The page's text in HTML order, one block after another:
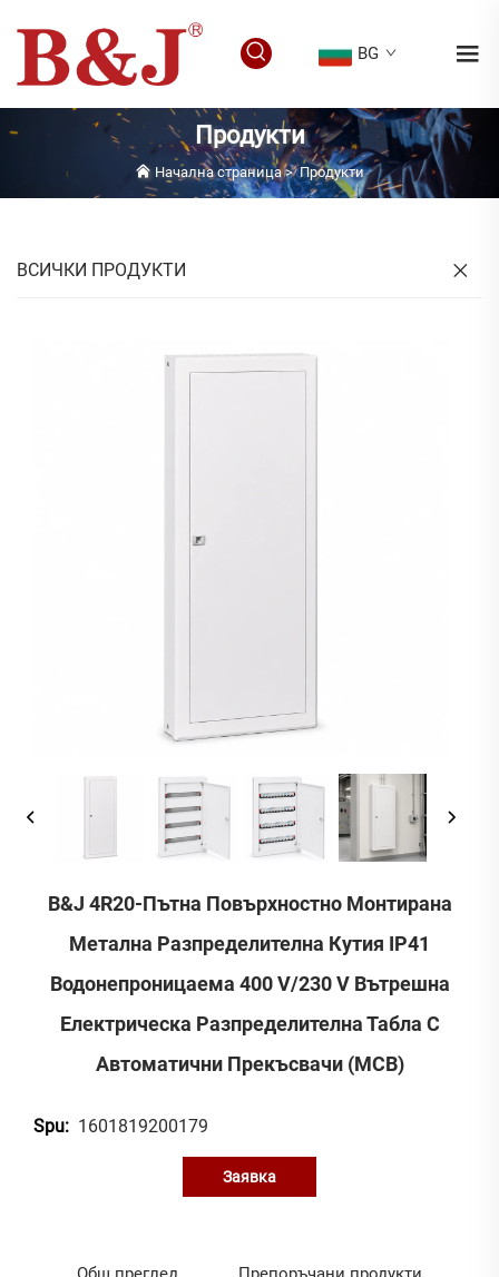
BG
Продукти
Начална страница>Продукти
ВСИЧКИ ПРОДУКТИ
B&J 4R20-Пътна Повърхностно Монтирана
Метална Разпределителна Кутия IP41
Водонепроницаема 400 V/230 V Вътрешна
Електрическа Разпределителна Табла С
Автоматични Прекъсвачи (MCB)
Spu: 1601819200179
Заявка